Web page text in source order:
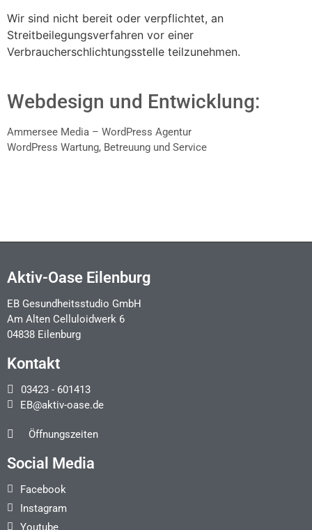
Wir sind nicht bereit oder verpflichtet, an
Streitbeilegungsverfahren vor einer
Verbraucherschlichtungsstelle teilzunehmen.
Webdesign und Entwicklung:
Ammersee Media – WordPress Agentur
WordPress Wartung, Betreuung und Service
Aktiv-Oase Eilenburg
EB Gesundheitsstudio GmbH
Am Alten Celluloidwerk 6
04838 Eilenburg
Kontakt
03423 - 601413
EB@aktiv-oase.de
Öffnungszeiten
Social Media
Facebook
Instagram
Youtube